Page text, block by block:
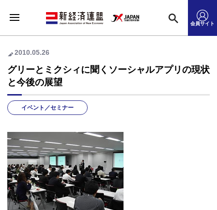
会員サイト
2010.05.26
グリーとミクシィに聞くソーシャルアプリの現状
と今後の展望
イベント／セミナー